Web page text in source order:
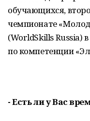
обучающихся,
чемпионате
(WorldSkills Russia)
по компетенции
- Есть ли у Вас